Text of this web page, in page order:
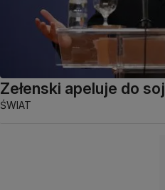
Zełenski apeluje do
ŚWIAT